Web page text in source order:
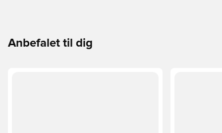
Anbefalet til dig